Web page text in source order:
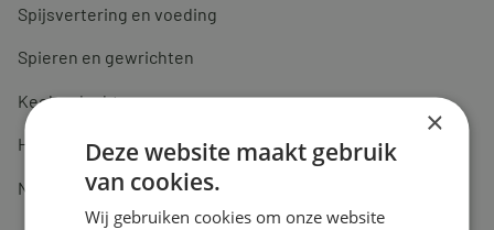
Spijsvertering en voeding
Spieren en gewrichten
Keel en luchtwegen
Huidverzorging
Nachtrust
×
Deze website maakt gebruik
van cookies.
Wij gebruiken cookies om onze website